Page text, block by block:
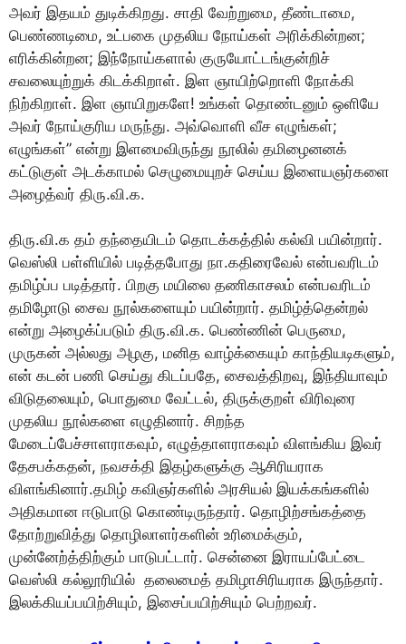
அவர் இதயம் துடிக்கிறது. சாதி வேற்றுமை, தீண்டாமை,
பெண்ணடிமை, உட்பகை முதலிய நோய்கள் அரிக்கின்றன;
எரிக்கின்றன; இந்நோய்களால் குருயோட்டங்குன்றிச்
சவலையுற்றுக் கிடக்கிறாள். இள ஞாயிற்றொளி நோக்கி
நிற்கிறாள். இள ஞாயிறுகளே! உங்கள் தொண்டனும் ஒளியே
அவர் நோய்குரிய மருந்து. அவ்வொளி வீச எழுங்கள்;
எழுங்கள்” என்று இளமைவிருந்து நூலில் தமிழைனனக்
கட்டுகுள் அடக்காமல் செழுமையுறச் செய்ய இளையஞர்களை
அழைத்வர் திரு.வி.க.
திரு.வி.க தம் தந்தையிடம் தொடக்கத்தில் கல்வி பயின்றார்.
வெஸ்லி பள்ளியில் படித்தபோது நா.கதிரைவேல் என்பவரிடம்
தமிழ்ப்ப படித்தார். பிறகு மயிலை தணிகாசலம் என்பவரிடம்
தமிழோடு சைவ நூல்களையும் பயின்றார். தமிழ்த்தென்றல்
என்று அழைக்ப்படும் திரு.வி.க. பெண்ணின் பெருமை,
முருகன் அல்லது அழகு, மனித வாழ்க்கையும் காந்தியடிகளும்,
என் கடன் பணி செய்து கிடப்பதே, சைவத்திறவு, இந்தியாவும்
விடுதலையும், பொதுமை வேட்டல், திருக்குறள் விரிவுரை
முதலிய நூல்களை எழுதினார். சிறந்த
மேடைப்பேச்சாளராகவும், எழுத்தாளராகவும் விளங்கிய இவர்
தேசபக்கதன், நவசக்தி இதழ்களுக்கு ஆசிரியராக
விளங்கினார்.தமிழ் கவிஞர்களில் அரசியல் இயக்கங்களில்
அதிகமான ஈடுபாடு கொண்டிருந்தார். தொழிற்சங்கத்தை
தோற்றுவித்து தொழிலாளர்களின் உரிமைக்கும்,
முன்னேற்த்திற்கும் பாடுபட்டார். சென்னை இராயப்பேட்டை
வெஸ்லி கல்லூரியில் தலைமைத் தமிழாசிரியராக இருந்தார்.
இலக்கியப்பயிற்சியும், இசைப்பயிற்சியும் பெற்றவர்.